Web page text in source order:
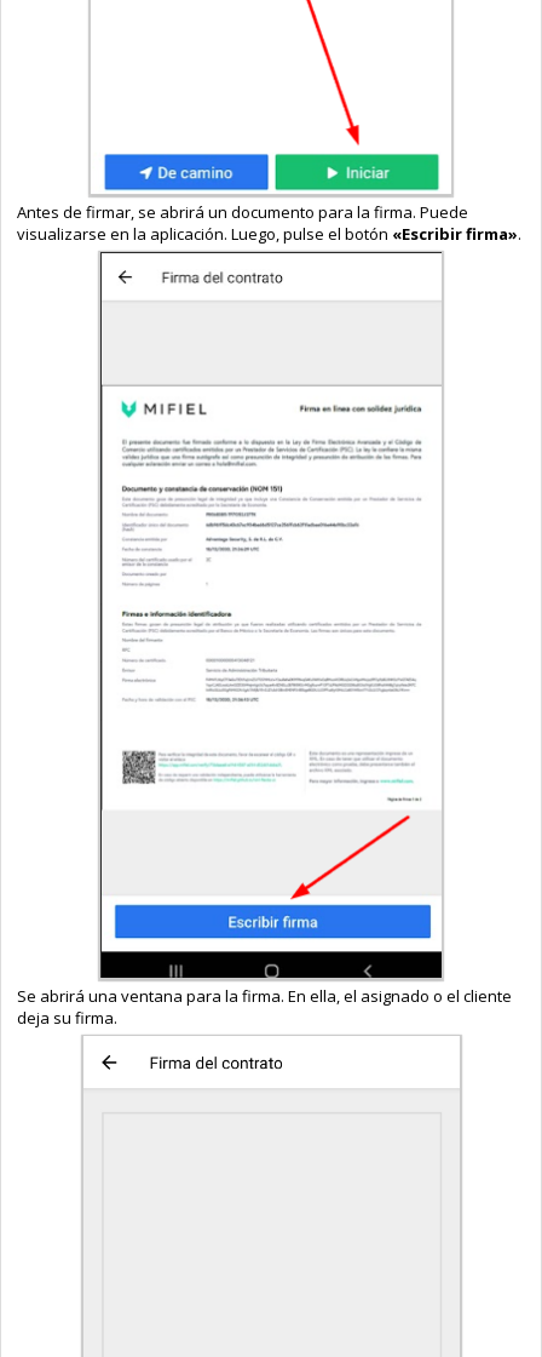
Antes de firmar, se abrirá un documento para la firma. Puede
visualizarse en la aplicación. Luego, pulse el botón «Escribir firma».
Se abrirá una ventana para la firma. En ella, el asignado o el cliente
deja su firma.